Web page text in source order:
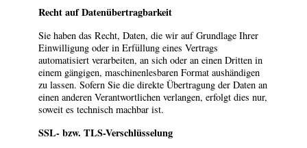
Recht auf Datenübertragbarkeit
Sie haben das Recht, Daten, die wir auf Grundlage Ihrer
Einwilligung oder in Erfüllung eines Vertrags
automatisiert verarbeiten, an sich oder an einen Dritten in
einem gängigen, maschinenlesbaren Format aushändigen
zu lassen. Sofern Sie die direkte Übertragung der Daten an
einen anderen Verantwortlichen verlangen, erfolgt dies nur,
soweit es technisch machbar ist.
SSL- bzw. TLS-Verschlüsselung